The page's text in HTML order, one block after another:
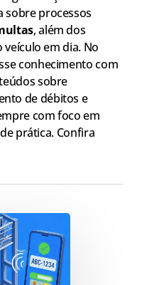
sobre processos
, além dos
em dia. No
conhecimento com
sobre
de débitos e
com foco em
prática. Confira